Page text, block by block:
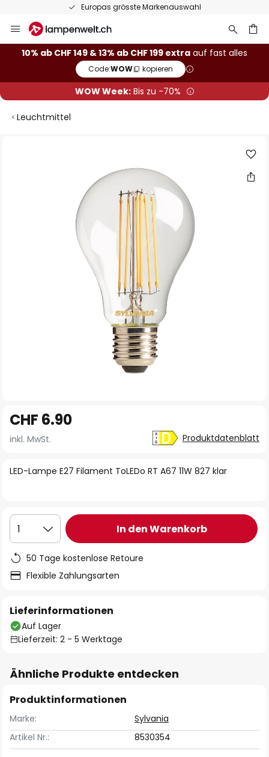
Europas grösste Markenauswahl
Inhalt
springen
10% ab CHF 149 & 13% ab CHF 199 extra auf fast alles
Code:WOW kopieren
WOW Week:Bis zu -70%
Leuchtmittel
Anfang
der
springen
LED-Lampe E27 Filament ToLEDo RT A67 11W 827 klar
CHF 6.90
inkl. MwSt. Produktdatenblatt
1 In den Warenkorb
50 Tage kostenlose Retoure
Flexible Zahlungsarten
Lieferinformationen
Auf Lager
Lieferzeit: 2 - 5 Werktage
Ähnliche Produkte entdecken
Produktinformationen
Marke:
Sylvania
Artikel Nr.:
8530354